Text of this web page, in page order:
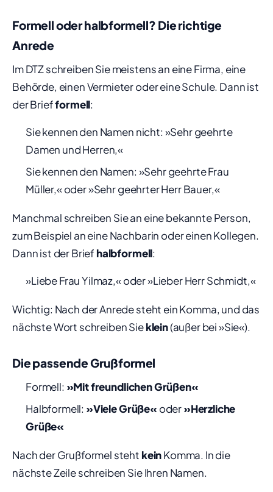
Formell oder halbformell? Die richtige
Anrede
Im DTZ schreiben Sie meistens an eine Firma, eine
Behörde, einen Vermieter oder eine Schule. Dann ist
der Briefformell:
Sie kennen den Namen nicht: »Sehr geehrte
Damen und Herren,«
Sie kennen den Namen: »Sehr geehrte Frau
Müller,« oder »Sehr geehrter Herr Bauer,«
Manchmal schreiben Sie an eine bekannte Person,
zum Beispiel an eine Nachbarin oder einen Kollegen.
Dann ist der Brief halbformell:
»Liebe Frau Yilmaz,« oder »Lieber Herr Schmidt,«
Wichtig: Nach der Anrede steht ein Komma, und das
nächste Wort schreiben Sieklein(außer bei »Sie«).
Die passende Grußformel
Formell: »Mit freundlichen Grüßen«
Halbformell: »Viele Grüße« oder»Herzliche
Grüße«
Nach der Grußformel steht keinKomma. In die
nächste Zeile schreiben Sie Ihren Namen.